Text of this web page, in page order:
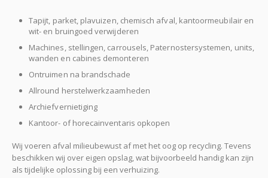
Tapijt, parket, plavuizen, chemisch afval, kantoormeubilair en
wit- en bruingoed verwijderen
Machines, stellingen, carrousels, Paternostersystemen, units,
wanden en cabines demonteren
Ontruimen na brandschade
Allround herstelwerkzaamheden
Archiefvernietiging
Kantoor- of horecainventaris opkopen
Wij voeren afval milieubewust af met het oog op recycling. Tevens
beschikken wij over eigen opslag, wat bijvoorbeeld handig kan zijn
als tijdelijke oplossing bij een verhuizing.